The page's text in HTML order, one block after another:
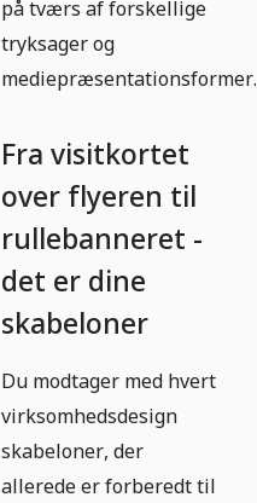
på tværs af forskellige
tryksager og
mediepræsentationsformer.
Fra visitkortet
over flyeren til
rullebanneret -
det er dine
skabeloner
Du modtager med hvert
virksomhedsdesign
skabeloner, der
allerede er forberedt til